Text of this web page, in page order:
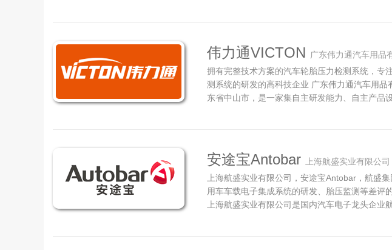
伟力通VICTON 广东伟力通汽车用品
拥有完整技术方案的汽车轮胎压力检测系统，专
测系统的研发的高科技企业 广东伟力通汽车用品
东省中山市，是一家集自主研发能力、自主产品
安途宝Antobar 上海航盛实业有限公司
上海航盛实业有限公司，安途宝Antobar，航盛
用车车载电子集成系统的研发、胎压监测等差评
上海航盛实业有限公司是国内汽车电子龙头企业